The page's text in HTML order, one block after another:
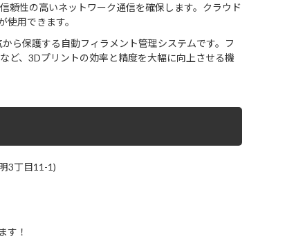
頼性の高いネットワーク通信を確保します。クラウド
用できます。
ら保護する自動フィラメント管理システムです。フ
ど、3Dプリントの効率と精度を大幅に向上させる機
3丁目11-1)
す！